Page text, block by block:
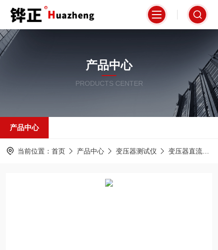
产品中心
PRODUCTS CENTER
产品中心
当前位置： 首页 产品中心 变压器测试仪 变压器直流电阻测试仪